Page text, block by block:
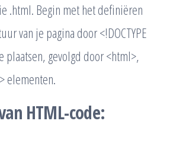
.html. Begin met het definiëren
van je pagina door <!DOCTYPE
plaatsen, gevolgd door <html>,
elementen.
HTML-code: